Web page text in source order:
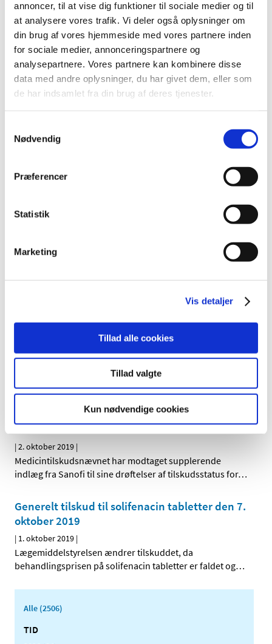
annoncer, til at vise dig funktioner til sociale medier og til
at analysere vores trafik. Vi deler også oplysninger om
din brug af vores hjemmeside med vores partnere inden
for sociale medier, annonceringspartnere og
analysepartnere. Vores partnere kan kombinere disse
data med andre oplysninger, du har givet dem, eller som
de har indsamlet fra din brug af deres tjenester.
Nødvendig
Præferencer
Statistik
Marketing
Vis detaljer
Tillad alle cookies
Tillad valgte
Kun nødvendige cookies
Ris og ros til Lægemiddelstyrelsen i
interessentanalyse
|10. oktober 2019|
Lægemiddelstyrelsen har en ambition om at være en
myndighed i europæisk topklasse for borgernes,
til at offentliggøre resultater fra kliniske forsøg
Lægemiddelstyrelsen søger medlemmer til
ernæringspræparater
Lægemiddelstyrelsen søger forslag til medlemmer af
Duavive mod symptomer på overgangsalder
hos kvinder får ikke generelt eller generelt
klausuleret tilskud
Lægemiddelstyrelsen har besluttet, at Duavive, der
indeholder østrogen+bazedoxifen, ikke skal have
Supplerende bidrag til revurdering af
tilskudsstatus for medicin til behandling af
diabetes
| 2. oktober 2019 |
Medicintilskudsnævnet har modtaget supplerende
indlæg fra Sanofi til sine drøftelser af tilskudsstatus for…
Generelt tilskud til solifenacin tabletter den 7.
oktober 2019
| 1. oktober 2019 |
Lægemiddelstyrelsen ændrer tilskuddet, da
behandlingsprisen på solifenacin tabletter er faldet og…
Alle (2506)
TID